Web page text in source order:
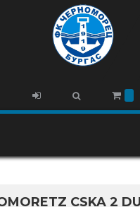
CSKA 2